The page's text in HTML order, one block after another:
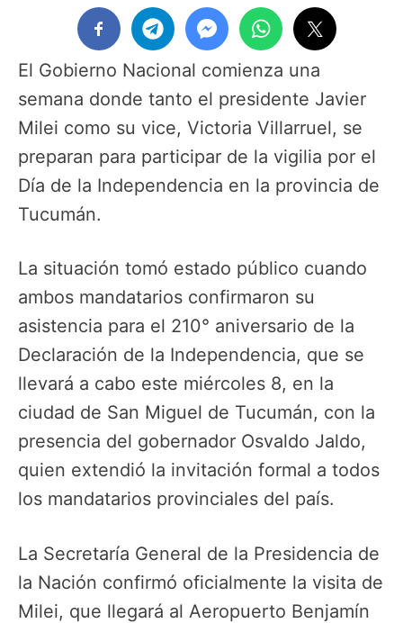
El Gobierno Nacional comienza una
semana donde tanto el presidente Javier
Milei como su vice, Victoria Villarruel, se
preparan para participar de la vigilia por el
Día de la Independencia en la provincia de
Tucumán.
La situación tomó estado público cuando
ambos mandatarios confirmaron su
asistencia para el 210° aniversario de la
Declaración de la Independencia, que se
llevará a cabo este miércoles 8, en la
ciudad de San Miguel de Tucumán, con la
presencia del gobernador Osvaldo Jaldo,
quien extendió la invitación formal a todos
los mandatarios provinciales del país.
La Secretaría General de la Presidencia de
la Nación confirmó oficialmente la visita de
Milei, que llegará al Aeropuerto Benjamín